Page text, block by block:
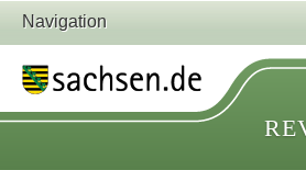
Navigation